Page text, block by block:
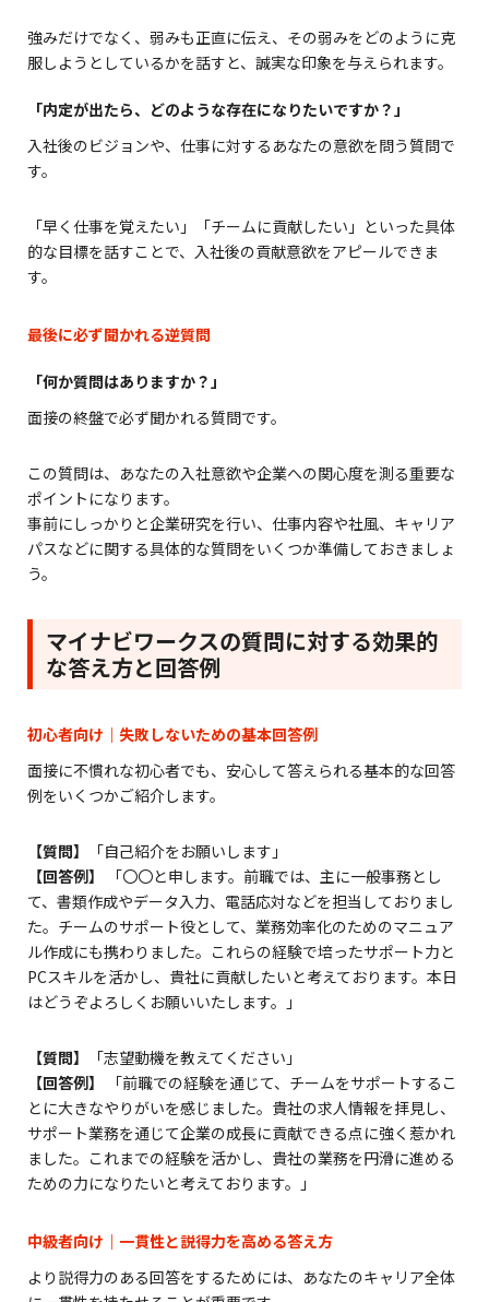
強みだけでなく、弱みも正直に伝え、その弱みをどのように克
服しようとしているかを話すと、誠実な印象を与えられます。
「内定が出たら、どのような存在になりたいですか？」
入社後のビジョンや、仕事に対するあなたの意欲を問う質問で
す。
「早く仕事を覚えたい」「チームに貢献したい」といった具体
的な目標を話すことで、入社後の貢献意欲をアピールできま
す。
最後に必ず聞かれる逆質問
「何か質問はありますか？」
面接の終盤で必ず聞かれる質問です。
この質問は、あなたの入社意欲や企業への関心度を測る重要な
ポイントになります。
事前にしっかりと企業研究を行い、仕事内容や社風、キャリア
パスなどに関する具体的な質問をいくつか準備しておきましょ
う。
マイナビワークスの質問に対する効果的
な答え方と回答例
初心者向け｜失敗しないための基本回答例
面接に不慣れな初心者でも、安心して答えられる基本的な回答
例をいくつかご紹介します。
【質問】
「自己紹介をお願いします」
【回答例】
「〇〇と申します。前職では、主に一般事務とし
て、書類作成やデータ入力、電話応対などを担当しておりまし
た。チームのサポート役として、業務効率化のためのマニュア
ル作成にも携わりました。これらの経験で培ったサポート力と
PCスキルを活かし、貴社に貢献したいと考えております。本日
はどうぞよろしくお願いいたします。」
【質問】
「志望動機を教えてください」
【回答例】
「前職での経験を通じて、チームをサポートするこ
とに大きなやりがいを感じました。貴社の求人情報を拝見し、
サポート業務を通じて企業の成長に貢献できる点に強く惹かれ
ました。これまでの経験を活かし、貴社の業務を円滑に進める
ための力になりたいと考えております。」
中級者向け｜一貫性と説得力を高める答え方
より説得力のある回答をするためには、あなたのキャリア全体